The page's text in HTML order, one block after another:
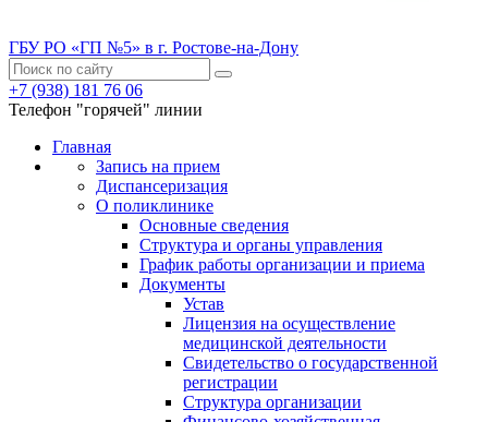
ГБУ РО «ГП №5» в г. Ростове-на-Дону
+7 (938) 181 76 06
Телефон "горячей" линии
Главная
Запись на прием
Диспансеризация
О поликлинике
Основные сведения
Структура и органы управления
График работы организации и приема
Документы
Устав
Лицензия на осуществление
медицинской деятельности
Свидетельство о государственной
регистрации
Структура организации